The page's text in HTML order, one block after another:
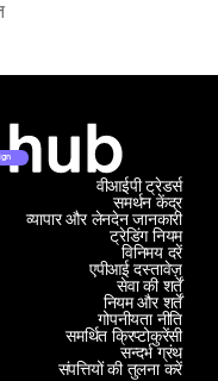
समर्थन केंद्र
व्यापार और लेनदेन जानकारी
वीआईपी ट्रेडर्स
ट्रेडिंग नियम
विनिमय दरें
एपीआई दस्तावेज़
सेवा की शर्तें
नियम और शर्तें
गोपनीयता नीति
समर्थित क्रिप्टोकुरेंसी
सन्दर्भ ग्रंथ
संपत्तियों की तुलना करें